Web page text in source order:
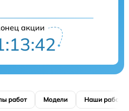
акции
работ Модели Наши работы